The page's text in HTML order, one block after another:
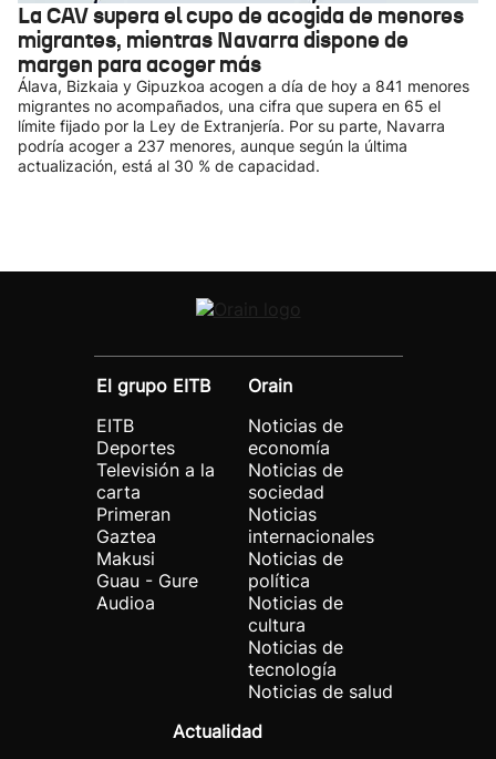
La CAV supera el cupo de acogida de menores
migrantes, mientras Navarra dispone de
margen para acoger más
Álava, Bizkaia y Gipuzkoa acogen a día de hoy a 841 menores
migrantes no acompañados, una cifra que supera en 65 el
límite fijado por la Ley de Extranjería. Por su parte, Navarra
podría acoger a 237 menores, aunque según la última
actualización, está al 30 % de capacidad.
El grupo EITB
EITB
Deportes
Televisión a la
carta
Primeran
Gaztea
Makusi
Guau - Gure
Audioa
Orain
Noticias de
economía
Noticias de
sociedad
Noticias
internacionales
Noticias de
política
Noticias de
cultura
Noticias de
tecnología
Noticias de salud
Actualidad